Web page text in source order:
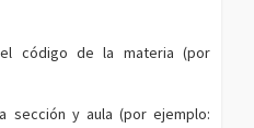
código de la materia (por
sección y aula (por ejemplo: